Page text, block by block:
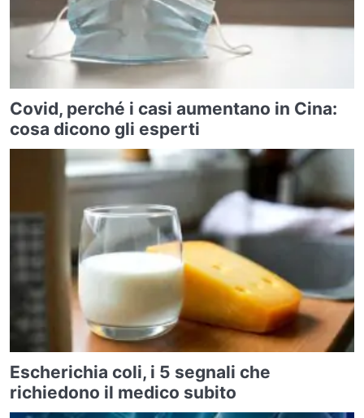
Covid, perché i casi aumentano in Cina:
cosa dicono gli esperti
Escherichia coli, i 5 segnali che
richiedono il medico subito